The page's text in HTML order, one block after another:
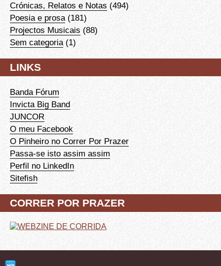
Crónicas, Relatos e Notas (494)
Poesia e prosa(181)
Projectos Musicais (88)
Sem categoria(1)
LINKS
Banda Fórum
Invicta Big Band
JUNCOR
O meu Facebook
O Pinheiro no Correr Por Prazer
Passa-se isto assim assim
Perfil no LinkedIn
Sitefish
CORRER POR PRAZER